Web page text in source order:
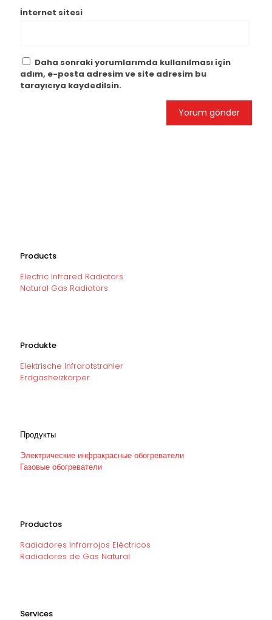
İnternet sitesi
Daha sonraki yorumlarımda kullanılması için
adım, e-posta adresim ve site adresim bu
tarayıcıya kaydedilsin.
Products
Electric Infrared Radiators
Natural Gas Radiators
Produkte
Elektrische Infrarotstrahler
Erdgasheizkörper
Продукты
Электрические инфракрасные обогреватели
Газовые обогреватели
Productos
Radiadores Infrarrojos Eléctricos
Radiadores de Gas Natural
Services